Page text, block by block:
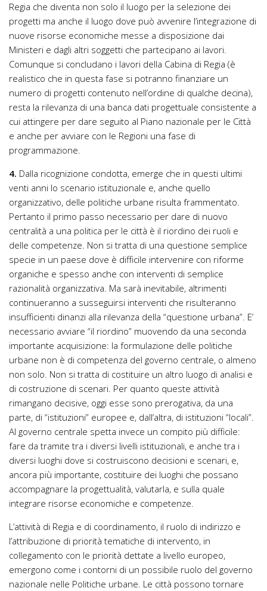
Regia che diventa non solo il luogo per la selezione dei
progetti ma anche il luogo dove può avvenire l’integrazione di
nuove risorse economiche messe a disposizione dai
Ministeri e dagli altri soggetti che partecipano ai lavori.
Comunque si concludano i lavori della Cabina di Regia (è
realistico che in questa fase si potranno finanziare un
numero di progetti contenuto nell’ordine di qualche decina),
resta la rilevanza di una banca dati progettuale consistente a
cui attingere per dare seguito al Piano nazionale per le Città
e anche per avviare con le Regioni una fase di
programmazione.
4. Dalla ricognizione condotta, emerge che in questi ultimi
venti anni lo scenario istituzionale e, anche quello
organizzativo, delle politiche urbane risulta frammentato.
Pertanto il primo passo necessario per dare di nuovo
centralità a una politica per le città è il riordino dei ruoli e
delle competenze. Non si tratta di una questione semplice
specie in un paese dove è difficile intervenire con riforme
organiche e spesso anche con interventi di semplice
razionalità organizzativa. Ma sarà inevitabile, altrimenti
continueranno a susseguirsi interventi che risulteranno
insufficienti dinanzi alla rilevanza della “questione urbana”. E’
necessario avviare “il riordino” muovendo da una seconda
importante acquisizione: la formulazione delle politiche
urbane non è di competenza del governo centrale, o almeno
non solo. Non si tratta di costituire un altro luogo di analisi e
di costruzione di scenari. Per quanto queste attività
rimangano decisive, oggi esse sono prerogativa, da una
parte, di “istituzioni” europee e, dall’altra, di istituzioni “locali”.
Al governo centrale spetta invece un compito più difficile:
fare da tramite tra i diversi livelli istituzionali, e anche tra i
diversi luoghi dove si costruiscono decisioni e scenari, e,
ancora più importante, costituire dei luoghi che possano
accompagnare la progettualità, valutarla, e sulla quale
integrare risorse economiche e competenze.
L’attività di Regia e di coordinamento, il ruolo di indirizzo e
l’attribuzione di priorità tematiche di intervento, in
collegamento con le priorità dettate a livello europeo,
emergono come i contorni di un possibile ruolo del governo
nazionale nelle Politiche urbane. Le città possono tornare